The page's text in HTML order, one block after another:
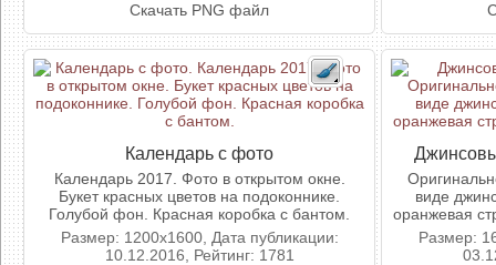
Скачать PNG файл
Календарь с фото
Календарь 2017. Фото в открытом окне.
Букет красных цветов на подоконнике.
Голубой фон. Красная коробка с бантом.
Размер: 1200x1600, Дата публикации:
10.12.2016, Рейтинг: 1781
виде
оранжевая
Размер: